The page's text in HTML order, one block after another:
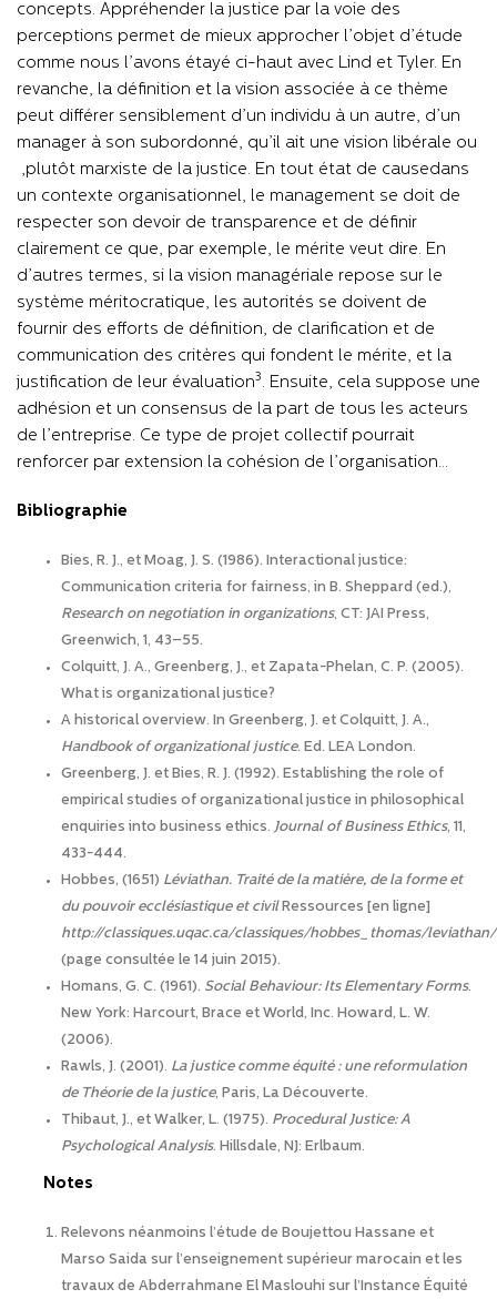
concepts. Appréhender la justice par la voie des
perceptions permet de mieux approcher l’objet d’étude
comme nous l’avons étayé ci-haut avec Lind et Tyler. En
revanche, la définition et la vision associée à ce thème
peut différer sensiblement d’un individu à un autre, d’un
manager à son subordonné, qu’il ait une vision libérale ou
plutôt marxiste de la justice. En tout état de cause,dans
un contexte organisationnel, le management se doit de
respecter son devoir de transparence et de définir
clairement ce que, par exemple, le mérite veut dire. En
d’autres termes, si la vision managériale repose sur le
système méritocratique, les autorités se doivent de
fournir des efforts de définition, de clarification et de
communication des critères qui fondent le mérite, et la
justification de leur évaluation3. Ensuite, cela suppose une
adhésion et un consensus de la part de tous les acteurs
de l’entreprise. Ce type de projet collectif pourrait
renforcer par extension la cohésion de l’organisation…
Bibliographie
Bies, R. J., et Moag, J. S. (1986). Interactional justice:
Communication criteria for fairness, in B. Sheppard (ed.),
Research on negotiation in organizations, CT: JAI Press,
Greenwich, 1, 43–55.
Colquitt, J. A., Greenberg, J., et Zapata-Phelan, C. P. (2005).
What is organizational justice?
A historical overview. In Greenberg, J. et Colquitt, J. A.,
Handbook of organizational justice. Ed. LEA London.
Greenberg, J. et Bies, R. J. (1992). Establishing the role of
empirical studies of organizational justice in philosophical
enquiries into business ethics. Journal of Business Ethics, 11,
433-444.
Hobbes, (1651) Léviathan. Traité de la matière, de la forme et
du pouvoir ecclésiastique et civilRessources [en ligne]
http://classiques.uqac.ca/classiques/hobbes_thomas/
(page consultée le 14 juin 2015).
Homans, G. C. (1961). Social Behaviour: Its Elementary Forms.
New York: Harcourt, Brace et World, Inc. Howard, L. W.
(2006).
Rawls, J. (2001). La justice comme équité : une reformulation
de Théorie de la justice, Paris, La Découverte.
Thibaut, J., et Walker, L. (1975). Procedural Justice: A
Psychological Analysis. Hillsdale, NJ: Erlbaum.
Notes
Relevons néanmoins l’étude de Boujettou Hassane et
Marso Saida sur l’enseignement supérieur marocain et les
travaux de Abderrahmane El Maslouhi sur l’Instance Équité